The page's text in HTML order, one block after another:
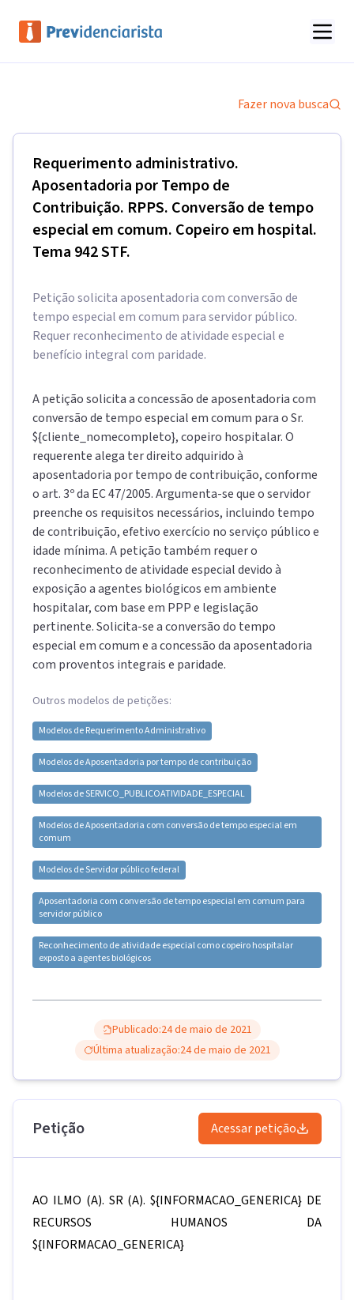
Fazer nova busca
Requerimento administrativo.
Aposentadoria por Tempo de
Contribuição. RPPS. Conversão de tempo
especial em comum. Copeiro em hospital.
Tema 942 STF.
Petição solicita aposentadoria com conversão de
tempo especial em comum para servidor público.
Requer reconhecimento de atividade especial e
benefício integral com paridade.
A petição solicita a concessão de aposentadoria com
conversão de tempo especial em comum para o Sr.
${cliente_nomecompleto}, copeiro hospitalar. O
requerente alega ter direito adquirido à
aposentadoria por tempo de contribuição, conforme
o art. 3º da EC 47/2005. Argumenta-se que o servidor
preenche os requisitos necessários, incluindo tempo
de contribuição, efetivo exercício no serviço público e
idade mínima. A petição também requer o
reconhecimento de atividade especial devido à
exposição a agentes biológicos em ambiente
hospitalar, com base em PPP e legislação
pertinente. Solicita-se a conversão do tempo
especial em comum e a concessão da aposentadoria
com proventos integrais e paridade.
Outros modelos de petições:
Modelos deRequerimento Administrativo
Modelos deAposentadoria por tempo de contribuição
Modelos deSERVICO_PUBLICOATIVIDADE_ESPECIAL
Modelos deAposentadoria com conversão de tempo especial em
comum
Modelos deServidor público federal
Aposentadoria com conversão de tempo especial em comum para
servidor público
Reconhecimento de atividade especial como copeiro hospitalar
exposto a agentes biológicos
Publicado:24 de maio de 2021
Última atualização:24 de maio de 2021
Petição Acessar petição
AO ILMO (A). SR (A).${INFORMACAO_GENERICA} DE
RECURSOS HUMANOS DA
${INFORMACAO_GENERICA}